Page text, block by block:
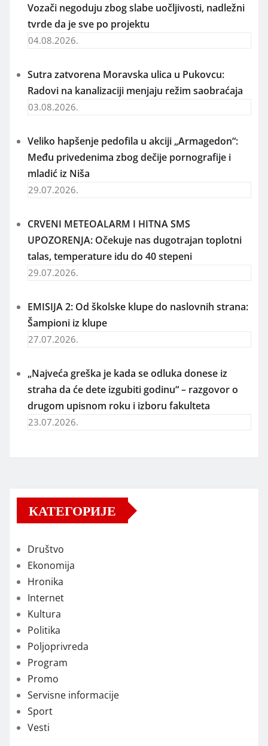
Vozači negoduju zbog slabe uočljivosti, nadležni
tvrde da je sve po projektu
04.08.2026.
Sutra zatvorena Moravska ulica u Pukovcu:
Radovi na kanalizaciji menjaju režim saobraćaja
03.08.2026.
Veliko hapšenje pedofila u akciji „Armagedon“:
Među privedenima zbog dečije pornografije i
mladić iz Niša
29.07.2026.
CRVENI METEOALARM I HITNA SMS
UPOZORENJA: Očekuje nas dugotrajan toplotni
talas, temperature idu do 40 stepeni
29.07.2026.
EMISIJA 2: Od školske klupe do naslovnih strana:
Šampioni iz klupe
27.07.2026.
„Najveća greška je kada se odluka donese iz
straha da će dete izgubiti godinu“ – razgovor o
drugom upisnom roku i izboru fakulteta
23.07.2026.
КАТЕГОРИЈЕ
Društvo
Ekonomija
Hronika
Internet
Kultura
Politika
Poljoprivreda
Program
Promo
Servisne informacije
Sport
Vesti